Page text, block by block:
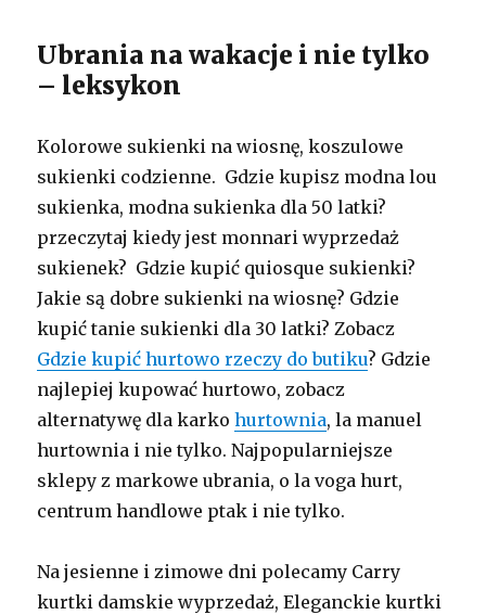
Ubrania na wakacje i nie tylko
– leksykon
Kolorowe sukienki na wiosnę, koszulowe
sukienki codzienne. Gdzie kupisz modna lou
sukienka, modna sukienka dla 50 latki?
przeczytaj kiedy jest monnari wyprzedaż
sukienek? Gdzie kupić quiosque sukienki?
Jakie są dobre sukienki na wiosnę? Gdzie
kupić tanie sukienki dla 30 latki? Zobacz
Gdzie kupić hurtowo rzeczy do butiku? Gdzie
najlepiej kupować hurtowo, zobacz
alternatywę dla karkohurtownia, la manuel
hurtownia i nie tylko. Najpopularniejsze
sklepy z markowe ubrania, o la voga hurt,
centrum handlowe ptak i nie tylko.
Na jesienne i zimowe dni polecamy Carry
kurtki damskie wyprzedaż, Eleganckie kurtki